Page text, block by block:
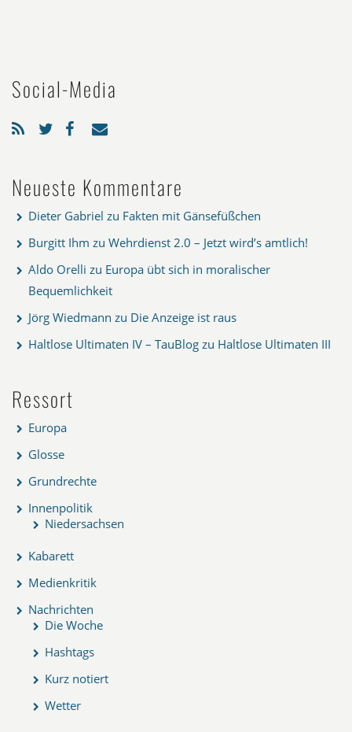
Social-Media
Neueste Kommentare
Dieter Gabriel zu Fakten mit Gänsefüßchen
Burgitt Ihm zu Wehrdienst 2.0 – Jetzt wird’s amtlich!
Aldo Orelli zu Europa übt sich in moralischer
Bequemlichkeit
Jörg Wiedmann zu Die Anzeige ist raus
Haltlose Ultimaten IV – TauBlog zu Haltlose Ultimaten III
Ressort
Europa
Glosse
Grundrechte
Innenpolitik
Niedersachsen
Kabarett
Medienkritik
Nachrichten
Die Woche
Hashtags
Kurz notiert
Wetter